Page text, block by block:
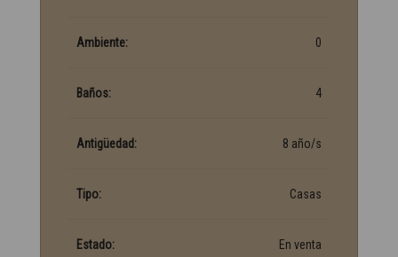
Ambiente: 0
Baños: 4
Antigüedad: 8 año/s
Tipo: Casas
Estado: En venta